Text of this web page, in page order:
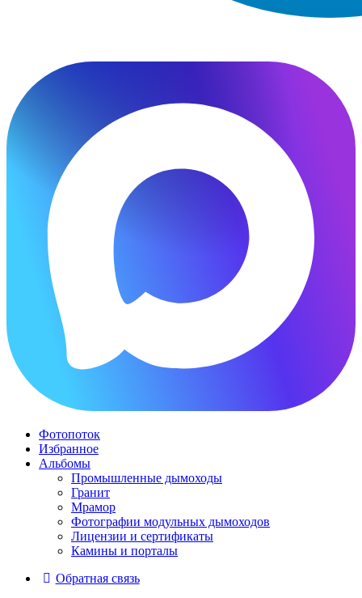
Фотопоток
Избранное
Альбомы
Промышленные дымоходы
Гранит
Мрамор
Фотографии модульных дымоходов
Лицензии и сертификаты
Камины и порталы
Обратная связь